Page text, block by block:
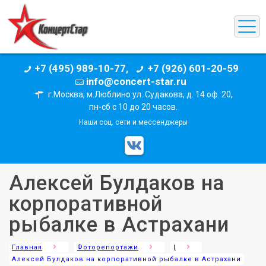
+7 (495) 989-10-77,
+7 (926) 601-20-59
info@concert-star.ru
г.Москва, м.Люблино ул. Судакова, д. 14 оф. 20,
пн-сб с 10 до 20 часов.
Наши соц. сети и мессенджеры
Алексей Булдаков на
корпоративной
рыбалке в Астрахани
Главная Фоторепортажи
|
Алексей Булдаков на корпоративной рыбалке в Астрахани